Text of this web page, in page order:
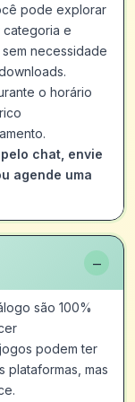
pode explorar
e
necessidade
o horário
chat, envie
agende uma
−
são 100%
podem ter
plataformas, mas